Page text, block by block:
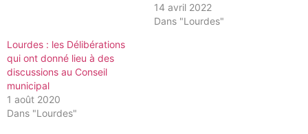
14 avril 2022
Dans "Lourdes"
Lourdes : les Délibérations
qui ont donné lieu à des
discussions au Conseil
municipal
1 août 2020
Dans "Lourdes"